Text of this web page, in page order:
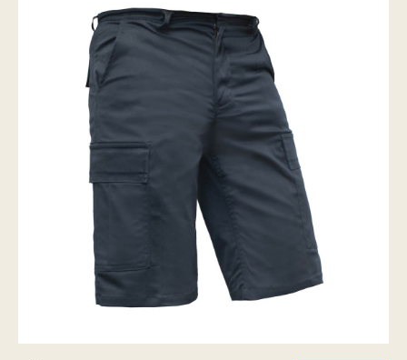
Classés dans :
Cet article a été écrit par Saliff